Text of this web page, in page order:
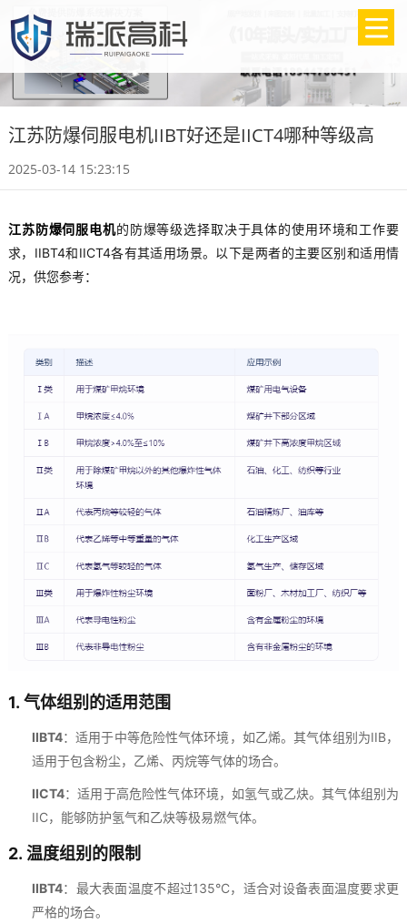
江苏防爆伺服电机IIBT好还是IICT4哪种等级高
2025-03-14 15:23:15
江苏防爆伺服电机的防爆等级选择取决于具体的使用环境和工作要
求，IIBT4和IICT4各有其适用场景。以下是两者的主要区别和适用情
况，供您参考：
1. 气体组别的适用范围
IIBT4：适用于中等危险性气体环境，如乙烯。其气体组别为IIB，
适用于包含粉尘，乙烯、丙烷等气体的场合。
IICT4：适用于高危险性气体环境，如氢气或乙炔。其气体组别为
IIC，能够防护氢气和乙炔等极易燃气体。
2. 温度组别的限制
IIBT4：最大表面温度不超过135°C，适合对设备表面温度要求更
严格的场合。